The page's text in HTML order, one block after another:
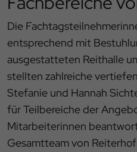
Die
entsprechend mit
ausgestatteten Reithalle
stellten zahlreiche
Stefanie und Hannah
für Teilbereiche der
Mitarbeiterinnen
Gesamtteam von